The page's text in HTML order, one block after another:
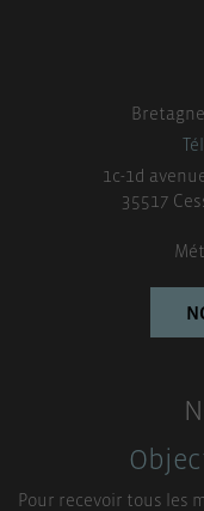
1c-1d
35517
Pour recevoir tous les